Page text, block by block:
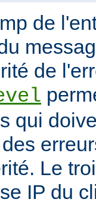
de
de
qui
Le
IP du